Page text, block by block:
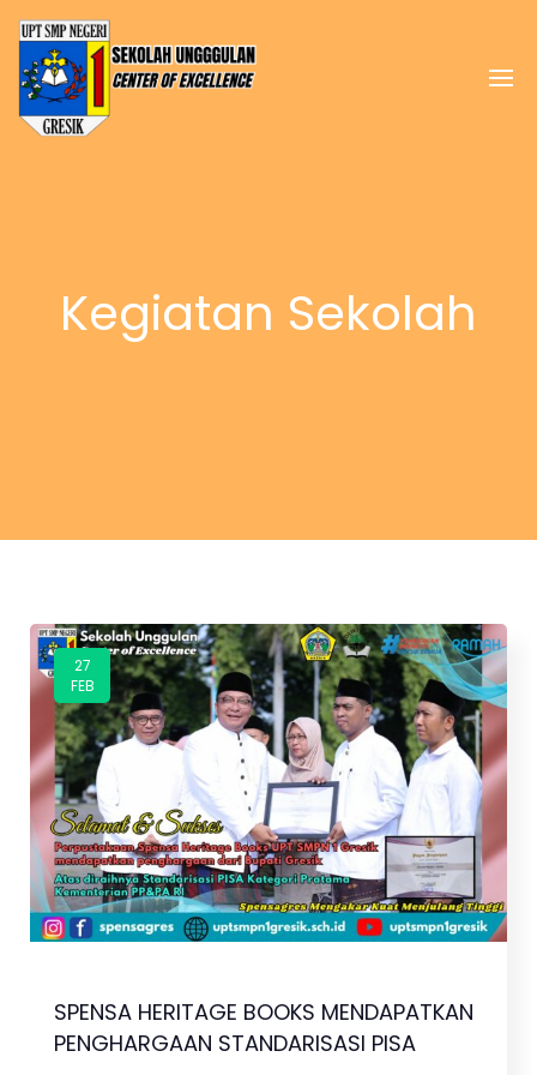
Kegiatan Sekolah
27
FEB
SPENSA HERITAGE BOOKS MENDAPATKAN
PENGHARGAAN STANDARISASI PISA